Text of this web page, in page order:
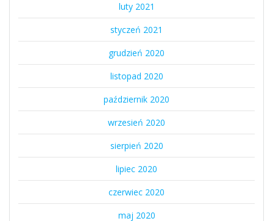
luty 2021
styczeń 2021
grudzień 2020
listopad 2020
październik 2020
wrzesień 2020
sierpień 2020
lipiec 2020
czerwiec 2020
maj 2020